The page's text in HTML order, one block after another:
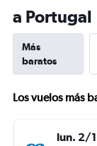
a Portugal
Más
baratos
Los vuelos más
lun. 2/